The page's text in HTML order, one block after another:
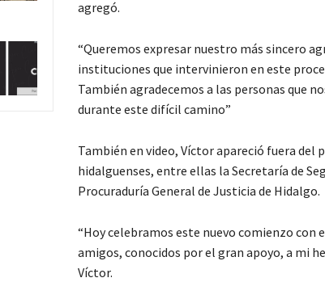
agregó.
“Queremos expresar nuestro más sincero
instituciones que intervinieron en este
También agradecemos a las personas que
durante este difícil camino”
También en video, Víctor apareció fuera del
hidalguenses, entre ellas la Secretaría de
Procuraduría General de Justicia de Hidalgo.
“Hoy celebramos este nuevo comienzo con
amigos, conocidos por el gran apoyo, a mi
Víctor.